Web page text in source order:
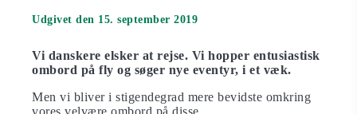
Udgivet den 15. september 2019
Vi danskere elsker at rejse. Vi hopper entusiastisk
ombord på fly og søger nye eventyr, i et væk.
Men vi bliver i stigendegrad mere bevidste omkring